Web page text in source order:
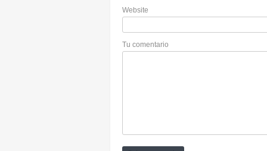
Website
Tu comentario